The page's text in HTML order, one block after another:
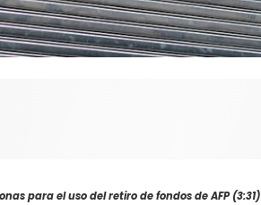
para el uso del retiro de fondos de AFP (3:31)